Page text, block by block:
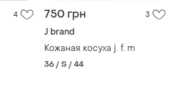
4 750 грн 3
J brand
Кожаная косуха j. f. m
36 / S / 44